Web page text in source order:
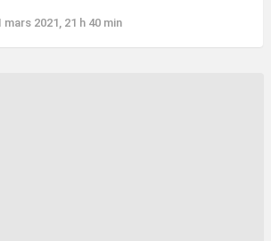
mars 2021, 21 h 40 min